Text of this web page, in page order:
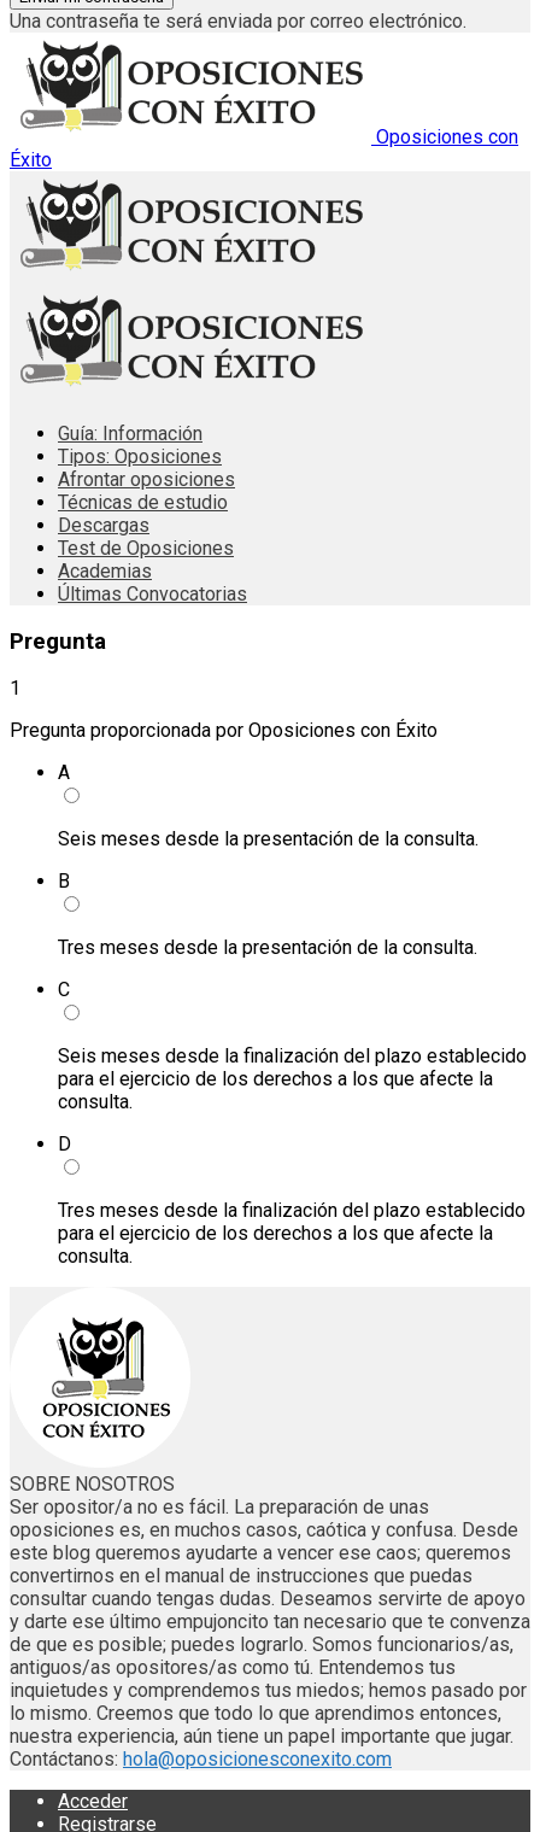
Una contraseña te será enviada por correo electrónico.
Oposiciones con
Éxito
Guía: Información
Tipos: Oposiciones
Afrontar oposiciones
Técnicas de estudio
Descargas
Test de Oposiciones
Academias
Últimas Convocatorias
Pregunta
1
Pregunta proporcionada por Oposiciones con Éxito
A
Seis meses desde la presentación de la consulta.
B
Tres meses desde la presentación de la consulta.
C
Seis meses desde la finalización del plazo establecido
para el ejercicio de los derechos a los que afecte la
consulta.
D
Tres meses desde la finalización del plazo establecido
para el ejercicio de los derechos a los que afecte la
consulta.
SOBRE NOSOTROS
Ser opositor/a no es fácil. La preparación de unas
oposiciones es, en muchos casos, caótica y confusa. Desde
este blog queremos ayudarte a vencer ese caos; queremos
convertirnos en el manual de instrucciones que puedas
consultar cuando tengas dudas. Deseamos servirte de apoyo
y darte ese último empujoncito tan necesario que te convenza
de que es posible; puedes lograrlo. Somos funcionarios/as,
antiguos/as opositores/as como tú. Entendemos tus
inquietudes y comprendemos tus miedos; hemos pasado por
lo mismo. Creemos que todo lo que aprendimos entonces,
nuestra experiencia, aún tiene un papel importante que jugar.
Contáctanos: hola@oposicionesconexito.com
Acceder
Registrarse